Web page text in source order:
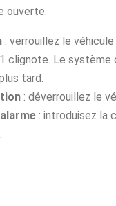
ouverte.
: verrouillez le véhicule
clignote. Le système
tard.
: déverrouillez le
: introduisez la